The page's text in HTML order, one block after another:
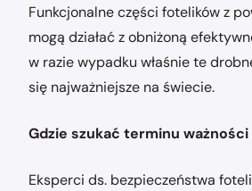
Funkcjonalne części fotelików z
mogą działać z obniżoną
w razie wypadku właśnie te
się najważniejsze na świecie.
Gdzie szukać terminu
Eksperci ds. bezpieczeństwa